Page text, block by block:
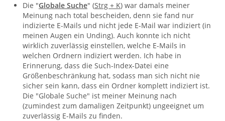
Die "Globale Suche" (Strg + K) war damals meiner
Meinung nach total bescheiden, denn sie fand nur
indizierte E-Mails und nicht jede E-Mail war indiziert (in
meinen Augen ein Unding). Auch konnte ich nicht
wirklich zuverlässig einstellen, welche E-Mails in
welchen Ordnern indiziert werden. Ich habe in
Erinnerung, dass die Such-Index-Datei eine
Größenbeschränkung hat, sodass man sich nicht nie
sicher sein kann, dass ein Ordner komplett indiziert ist.
Die "Globale Suche" ist meiner Meinung nach
(zumindest zum damaligen Zeitpunkt) ungeeignet um
zuverlässig E-Mails zu finden.